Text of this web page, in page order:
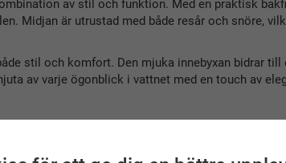
av stil och funktion. Med en praktisk
Midjan är utrustad med både resår och snöre,
stil och komfort. Den mjuka innebyxan bidrar
av varje ögonblick i vattnet med en touch av